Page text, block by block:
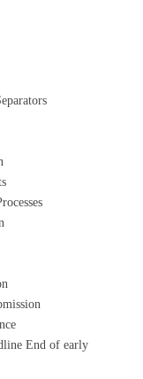
End of early